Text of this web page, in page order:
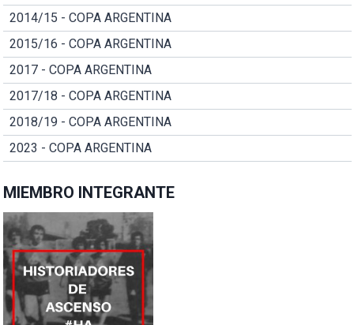
2014/15 - COPA ARGENTINA
2015/16 - COPA ARGENTINA
2017 - COPA ARGENTINA
2017/18 - COPA ARGENTINA
2018/19 - COPA ARGENTINA
2023 - COPA ARGENTINA
MIEMBRO INTEGRANTE